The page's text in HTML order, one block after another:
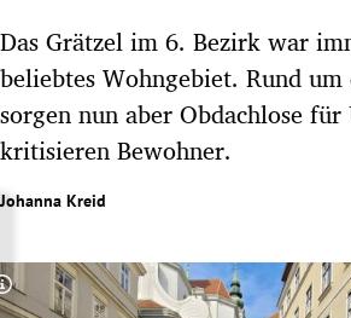
Untermenü
Untermenü
Das Grätzel im 6. Bezirk war
beliebtes Wohngebiet. Rund
sorgen nun aber Obdachlose für
kritisieren Bewohner.
Johanna Kreid
Copyright-Hinweis öffnen/schließen